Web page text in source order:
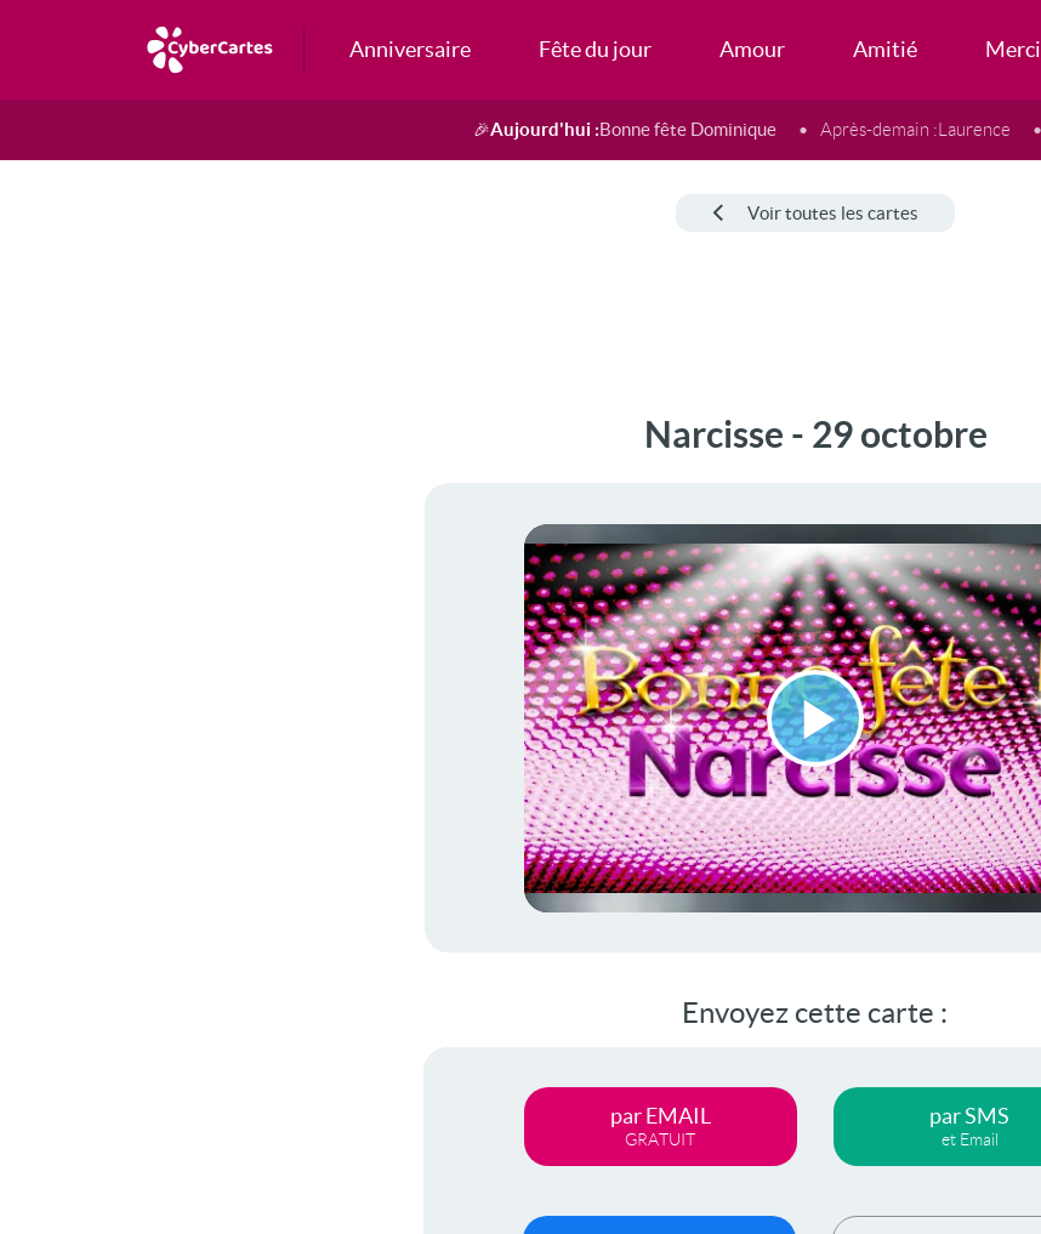
Anniversaire Fête du jour Amour Amitié Merci
🎉Aujourd'hui :Bonne fête Dominique Après-demain :Laurence
Voir toutes les cartes
Narcisse - 29 octobre
Lire
la
Envoyez cette carte :
par EMAIL
GRATUIT
par SMS
et Email